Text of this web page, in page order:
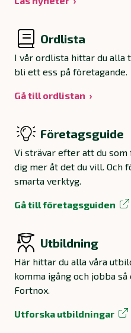
Ordlista
I vår ordlista hittar du alla
bli ett ess på företagande.
Gå till ordlistan
Företagsguide
Vi strävar efter att du som
dig mer åt det du vill. Och
smarta verktyg.
Gå till företagsguiden
Utbildning
Här hittar du alla våra
komma igång och jobba
Fortnox.
Utforska utbildningar